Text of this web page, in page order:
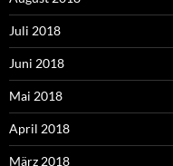
Juli 2018
Juni 2018
Mai 2018
April 2018
März 2018